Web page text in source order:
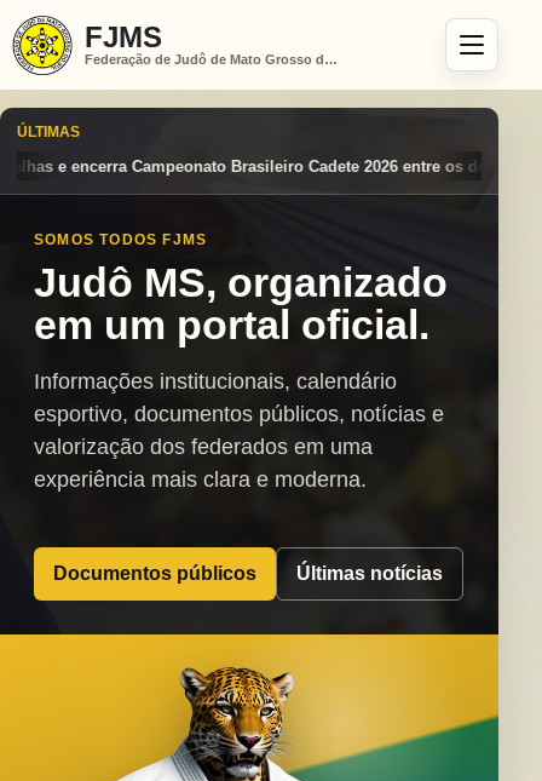
FJMS
Federação de Judô de Mato Grosso do Sul
ÚLTIMAS
Cadete 2026 entre os destaques nacionais Mato Grosso do Sul
SOMOS TODOS FJMS
Judô MS, organizado
em um portal oficial.
Informações institucionais, calendário
esportivo, documentos públicos, notícias e
valorização dos federados em uma
experiência mais clara e moderna.
Documentos públicos Últimas notícias